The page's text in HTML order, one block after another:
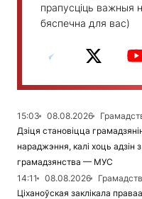
прапусціць важныя
бяспечна для вас)
15:03 08.08.2026
Дзіця становіцца
нараджэння, калі хоць адзін
грамадзянства — МУС
14:11
08.08.2026
Ціханоўская заклікала